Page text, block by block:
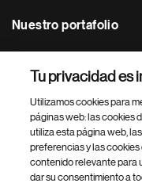
Nuestro portafolio
Footer Site Search
Tu privacidad es
Utilizamos cookies para
páginas web: las cookies
utiliza esta página web,
preferencias y las
contenido relevante para
dar su consentimiento a